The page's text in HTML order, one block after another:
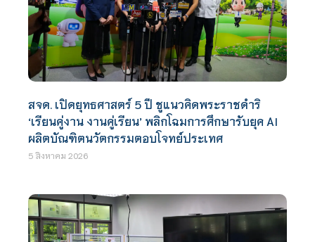
สจด. เปิดยุทธศาสตร์ 5 ปี ชูแนวคิดพระราชดำริ
‘เรียนคู่งาน งานคู่เรียน’ พลิกโฉมการศึกษารับยุค AI
ผลิตบัณฑิตนวัตกรรมตอบโจทย์ประเทศ
5 สิงหาคม 2026